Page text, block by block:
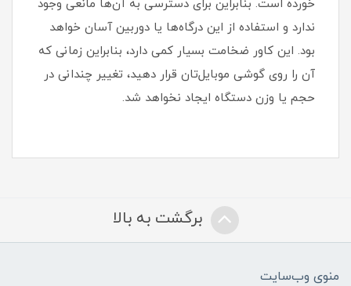
خورده است‏.‏ بنابراین برای دسترسی به آن‌ها مانعی وجود
ندارد و استفاده از این درگاه‌ها یا دوربین آسان خواهد
بود‏.‏ این کاور ضخامت بسیار کمی دارد، بنابراین زمانی که
آن را روی گوشی موبایل‌تان قرار دهید، تغییر چندانی در
حجم یا وزن دستگاه ایجاد نخواهد شد‏.‏
برگشت به بالا
منوی وب‌سایت